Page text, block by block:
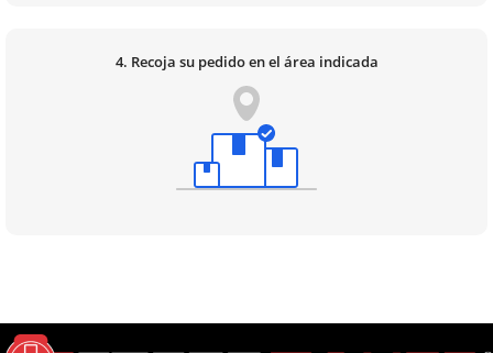
4. Recoja su pedido en el área indicada